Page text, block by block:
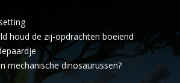
houd de zij-opdrachten boeiend
mechanische dinosaurussen?